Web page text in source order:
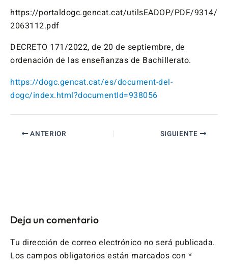
https://portaldogc.gencat.cat/utilsEADOP/PDF/9314/
2063112.pdf
DECRETO 171/2022, de 20 de septiembre, de
ordenación de las enseñanzas de Bachillerato.
https://dogc.gencat.cat/es/document-del-
dogc/index.html?documentId=938056
ANTERIOR SIGUIENTE
Deja un comentario
Tu dirección de correo electrónico no será publicada.
Los campos obligatorios están marcados con *